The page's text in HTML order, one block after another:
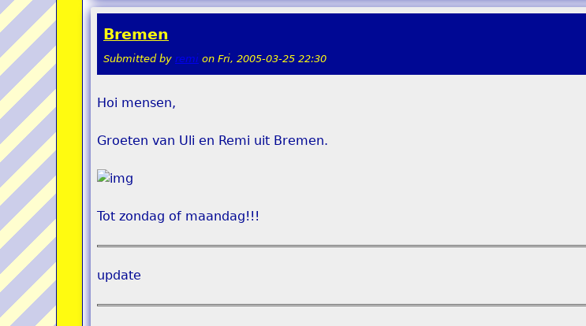
Bremen
Submitted by remi on Fri, 2005-03-25 22:30
Hoi mensen,
Groeten van Uli en Remi uit Bremen.
Tot zondag of maandag!!!
update